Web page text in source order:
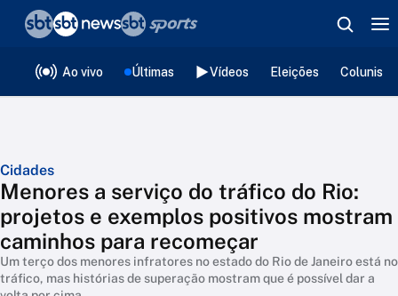
Ao vivo Últimas Vídeos Eleições
Cidades
Menores a serviço do tráfico do Rio:
projetos e exemplos positivos mostram
caminhos para recomeçar
Um terço dos menores infratores no estado do Rio de Janeiro está no
tráfico, mas histórias de superação mostram que é possível dar a
❮voltar
Editorias